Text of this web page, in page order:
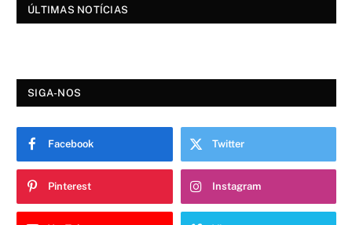
ÚLTIMAS NOTÍCIAS
SIGA-NOS
Facebook Twitter
Pinterest Instagram